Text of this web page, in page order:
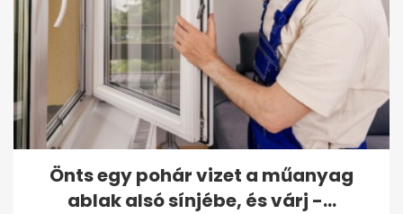
Önts egy pohár vizet a műanyag
ablak alsó sínjébe, és várj -...